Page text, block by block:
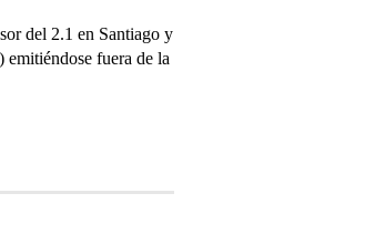
del 2.1 en Santiago y
emitiéndose fuera de la